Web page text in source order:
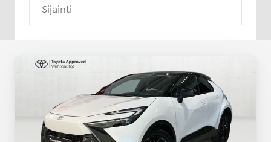
Sijainti